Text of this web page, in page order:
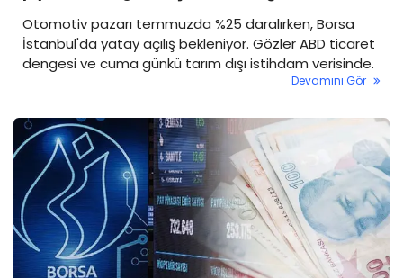
Otomotiv pazarı temmuzda %25 daralırken, Borsa
İstanbul'da yatay açılış bekleniyor. Gözler ABD ticaret
dengesi ve cuma günkü tarım dışı istihdam verisinde.
Devamını Gör